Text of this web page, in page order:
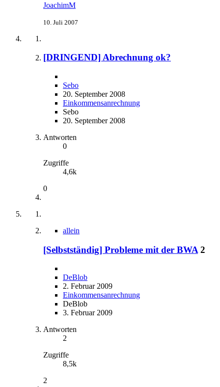
JoachimM
10. Juli 2007
[DRINGEND] Abrechnung ok?
Sebo
20. September 2008
Einkommensanrechnung
Sebo
20. September 2008
Antworten
0
Zugriffe
4,6k
0
allein
[Selbstständig] Probleme mit der BWA 2
DeBlob
2. Februar 2009
Einkommensanrechnung
DeBlob
3. Februar 2009
Antworten
2
Zugriffe
8,5k
2